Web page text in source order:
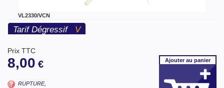
VL2330/VCN
Tarif Dégressif V
Prix TTC
8,00 €
RUPTURE,
Ajouterau panier